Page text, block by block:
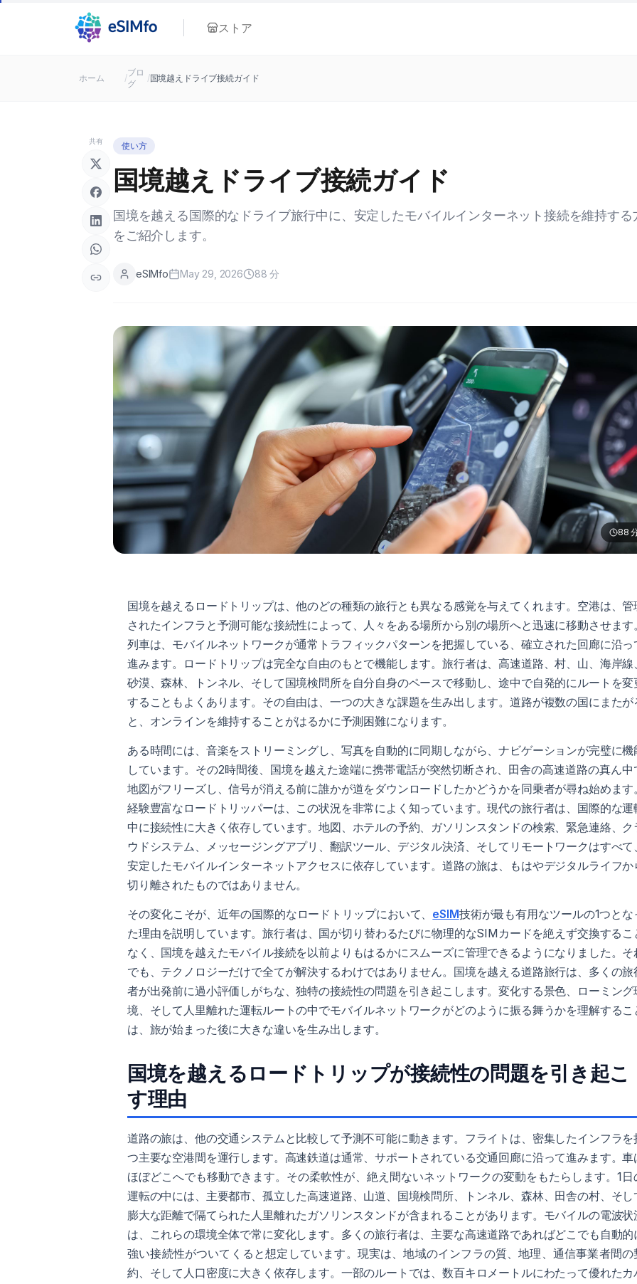
ストア
ホーム /
ブロ
グ
/国境越えドライブ接続ガイド
共有 使い方
国境越えドライブ接続ガイド
国境を越える国際的なドライブ旅行中に、安定したモバイルインターネット接続を維持する
をご紹介します。
eSIMfo May 29, 2026 88 分
88
国境を越えるロードトリップは、他のどの種類の旅行とも異なる感覚を与えてくれます。空港は、管
されたインフラと予測可能な接続性によって、人々をある場所から別の場所へと迅速に移動させます。
列車は、モバイルネットワークが通常トラフィックパターンを把握している、確立された回廊に沿っ
進みます。ロードトリップは完全な自由のもとで機能します。旅行者は、高速道路、村、山、海岸線、
砂漠、森林、トンネル、そして国境検問所を自分自身のペースで移動し、途中で自発的にルートを変
することもよくあります。その自由は、一つの大きな課題を生み出します。道路が複数の国にまたが
と、オンラインを維持することがはるかに予測困難になります。
ある時間には、音楽をストリーミングし、写真を自動的に同期しながら、ナビゲーションが完璧に機
しています。その2時間後、国境を越えた途端に携帯電話が突然切断され、田舎の高速道路の真ん中
地図がフリーズし、信号が消える前に誰かが道をダウンロードしたかどうかを同乗者が尋ね始めます。
経験豊富なロードトリッパーは、この状況を非常によく知っています。現代の旅行者は、国際的な運
中に接続性に大きく依存しています。地図、ホテルの予約、ガソリンスタンドの検索、緊急連絡、ク
ウドシステム、メッセージングアプリ、翻訳ツール、デジタル決済、そしてリモートワークはすべて、
安定したモバイルインターネットアクセスに依存しています。道路の旅は、もはやデジタルライフか
切り離されたものではありません。
その変化こそが、近年の国際的なロードトリップにおいて、 eSIM技術が最も有用なツールの1つとな
た理由を説明しています。旅行者は、国が切り替わるたびに物理的なSIMカードを絶えず交換するこ
なく、国境を越えたモバイル接続を以前よりもはるかにスムーズに管理できるようになりました。そ
でも、テクノロジーだけで全てが解決するわけではありません。国境を越える道路旅行は、多くの旅
者が出発前に過小評価しがちな、独特の接続性の問題を引き起こします。変化する景色、ローミング
境、そして人里離れた運転ルートの中でモバイルネットワークがどのように振る舞うかを理解するこ
は、旅が始まった後に大きな違いを生み出します。
国境を越えるロードトリップが接続性の問題を引き起こ
す理由
道路の旅は、他の交通システムと比較して予測不可能に動きます。フライトは、密集したインフラを
つ主要な空港間を運行します。高速鉄道は通常、サポートされている交通回廊に沿って進みます。車
ほぼどこへでも移動できます。その柔軟性が、絶え間ないネットワークの変動をもたらします。1日
運転の中には、主要都市、孤立した高速道路、山道、国境検問所、トンネル、森林、田舎の村、そし
膨大な距離で隔てられた人里離れたガソリンスタンドが含まれることがあります。モバイルの電波状
は、これらの環境全体で常に変化します。多くの旅行者は、主要な高速道路であればどこでも自動的
強い接続性がついてくると想定しています。現実は、地域のインフラの質、地理、通信事業者間の
約、そして人口密度に大きく依存します。一部のルートでは、数百キロメートルにわたって優れたカ